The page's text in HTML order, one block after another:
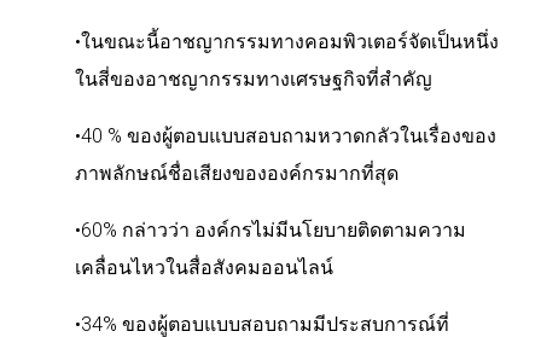
•ในขณะนี้อาชญากรรมทางคอมพิวเตอร์จัดเป็นหนึ่ง
ในสี่ของอาชญากรรมทางเศรษฐกิจที่สำคัญ
•40 %ของผู้ตอบแบบสอบถามหวาดกลัวในเรื่องของ
ภาพลักษณ์ชื่อเสียงขององค์กรมากที่สุด
•60% กล่าวว่า องค์กรไม่มีนโยบายติดตามความ
เคลื่อนไหวในสื่อสังคมออนไลน์
•34%ของผู้ตอบแบบสอบถามมีประสบการณ์ที่